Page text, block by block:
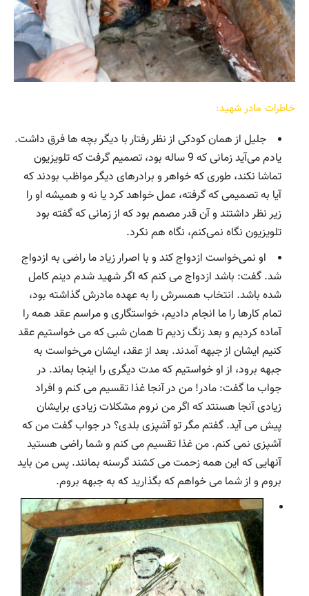
خاطرات مادر شهید:
جلیل از همان کودکی از نظر رفتار با دیگر بچه ها فرق داشت.
یادم می‌آید زمانی که 9 ساله بود، تصمیم گرفت که تلویزیون
تماشا نکند، طوری که خواهر و برادرهای دیگر مواظب بودند که
آیا به تصمیمی که گرفته، عمل خواهد کرد یا نه و همیشه او را
زیر نظر داشتند و آن قدر مصمم بود که از زمانی که گفته بود
تلویزیون نگاه نمی‌کنم، نگاه هم نکرد.
او نمی‌خواست ازدواج کند و با اصرار زیاد ما راضی به ازدواج
شد. گفت: باشد ازدواج می کنم که اگر شهید شدم دینم کامل
شده باشد. انتخاب همسرش را به عهده مادرش گذاشته بود،
تمام کارها را ما انجام دادیم، خواستگاری و مراسم عقد همه را
آماده کردیم و بعد زنگ زدیم تا همان شبی که می خواستیم عقد
کنیم ایشان از جبهه آمدند. بعد از عقد، ایشان می‌خواست به
جبهه برود، از او خواستیم که مدت دیگری را اینجا بماند. در
جواب ما گفت: مادر! من در آنجا غذا تقسیم می کنم و افراد
زیادی آنجا هسنتد که اگر من نروم مشکلات زیادی برایشان
پیش می آید. گفتم مگر تو آشپزی بلدی؟ در جواب گفت من که
آشپزی نمی کنم. من غذا تقسیم می کنم و شما راضی هستید
آنهایی که این همه زحمت می کشند گرسنه بمانند. پس من باید
بروم و از شما می خواهم که بگذارید که به جبهه بروم.